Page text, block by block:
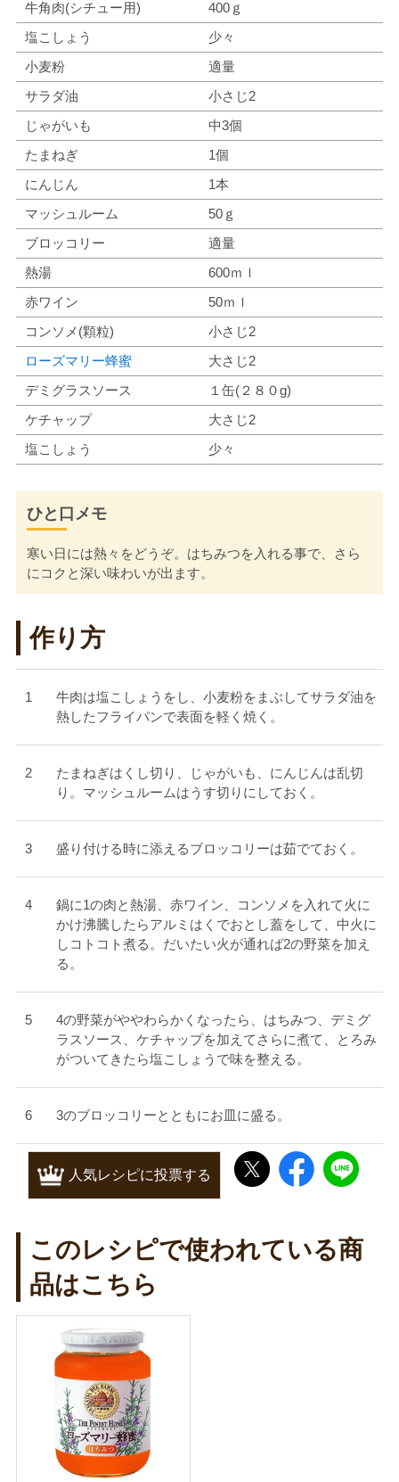
牛角肉(シチュー用)
400ｇ
塩こしょう
少々
小麦粉
適量
サラダ油
小さじ2
じゃがいも
中3個
たまねぎ
1個
にんじん
1本
マッシュルーム
50ｇ
ブロッコリー
適量
熱湯
600ｍｌ
赤ワイン
50ｍｌ
コンソメ(顆粒)
小さじ2
ローズマリー蜂蜜
大さじ2
デミグラスソース
１缶(２８０g)
ケチャップ
大さじ2
塩こしょう
少々
ひと口メモ
寒い日には熱々をどうぞ。はちみつを入れる事で、さら
にコクと深い味わいが出ます。
作り方
牛肉は塩こしょうをし、小麦粉をまぶしてサラダ油を
熱したフライパンで表面を軽く焼く。
たまねぎはくし切り、じゃがいも、にんじんは乱切
り。マッシュルームはうす切りにしておく。
盛り付ける時に添えるブロッコリーは茹でておく。
鍋に1の肉と熱湯、赤ワイン、コンソメを入れて火に
かけ沸騰したらアルミはくでおとし蓋をして、中火に
しコトコト煮る。だいたい火が通れば2の野菜を加え
る。
4の野菜がややわらかくなったら、はちみつ、デミグ
ラスソース、ケチャップを加えてさらに煮て、とろみ
がついてきたら塩こしょうで味を整える。
3のブロッコリーとともにお皿に盛る。
人気レシピに投票する
このレシピで使われている商
品はこちら